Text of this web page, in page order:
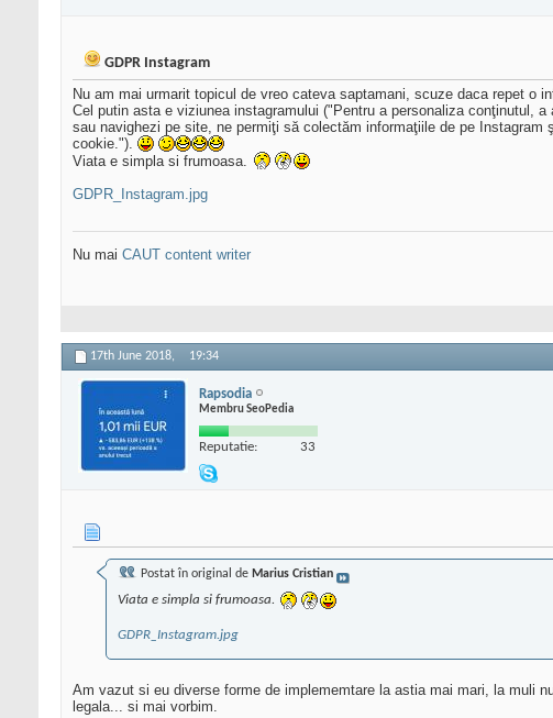
GDPR Instagram
Nu am mai urmarit topicul de vreo cateva saptamani, scuze daca repet o
Cel putin asta e viziunea instagramului ("Pentru a personaliza conţinutul,
sau navighezi pe site, ne permiţi să colectăm informaţiile de pe
cookie.").
Viata e simpla si frumoasa.
GDPR_Instagram.jpg
Nu mai CAUT content writer
17th June 2018, 19:34
Rapsodia
Membru SeoPedia
Reputatie: 33
Postat în original de Marius Cristian
Viata e simpla si frumoasa.
GDPR_Instagram.jpg
Am vazut si eu diverse forme de implememtare la astia mai mari, la muli
legala... si mai vorbim.